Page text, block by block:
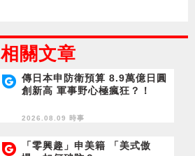
相關文章
傳日本申防衛預算 8.9萬億日圓
創新高 軍事野心極瘋狂？！
2026.08.09 時事
「零興趣」申美籍 「美式傲